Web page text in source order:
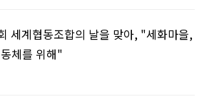
세계협동조합의 날을 맞아, "세화마을,
체를 위해"